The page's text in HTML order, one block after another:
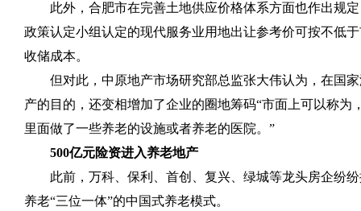
此外，合肥市在完善土地供应价格体系方面也作出规定
政策认定小组认定的现代服务业用地出让参考价可按不低
收储成本。
但对此，中原地产市场研究部总监张大伟认为，在国家
产的目的，还变相增加了企业的圈地筹码“市面上可以称
里面做了一些养老的设施或者养老的医院。”
500亿元险资进入养老地产
此前，万科、保利、首创、复兴、绿城等龙头房企纷纷
养老“三位一体”的中国式养老模式。